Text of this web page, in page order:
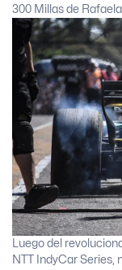
300 Millas de Rafaela
Luego del
NTT IndyCar Series,